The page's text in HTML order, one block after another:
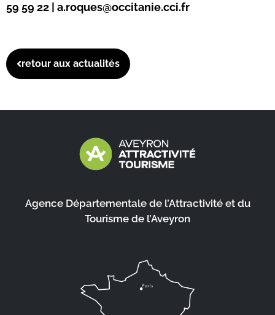
59 59 22 | a.roques@occitanie.cci.fr
retour aux actualités
Agence Départementale de l’Attractivité et du
Tourisme de l’Aveyron